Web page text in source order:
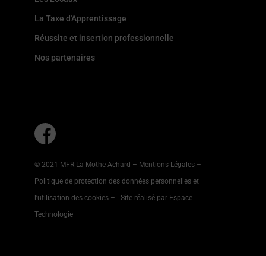
La Taxe d'Apprentissage
Réussite et insertion professionnelle
Nos partenaires
© 2021 MFR La Mothe Achard – Mentions Légales –
Politique de protection des données personnelles et
l’utilisation des cookies –
| Site réalisé par Espace
Technologie